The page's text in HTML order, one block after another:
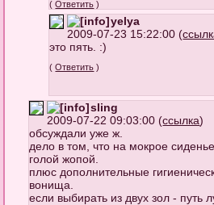
(Ответить )
yelya
2009-07-23 15:22:00 (
это пять. :)
(Ответить )
sling
2009-07-22 09:03:00 (ссылка)
обсуждали уже ж.
дело в том, что на мокрое
голой жопой.
плюс дополнительные
вонища.
если выбирать из двух зол - путь